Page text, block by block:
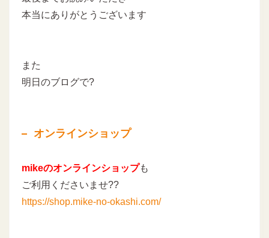
本当にありがとうございます
また
明日のブログで?
オンラインショップ
mikeのオンラインショップも
ご利用くださいませ??
https://shop.mike-no-okashi.com/